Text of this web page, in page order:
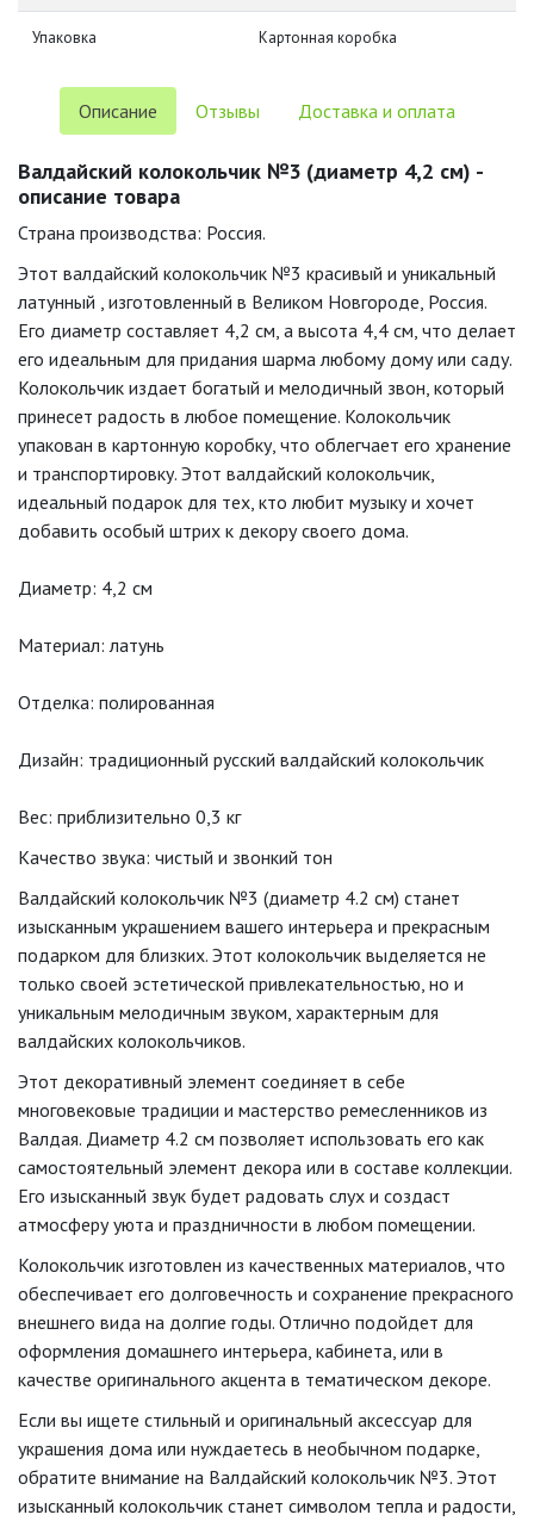
Упаковка Картонная коробка
Описание Отзывы Доставка и оплата
Валдайский колокольчик №3 (диаметр 4,2 см) -
описание товара
Страна производства: Россия.
Этот валдайский колокольчик №3 красивый и уникальный
латунный , изготовленный в Великом Новгороде, Россия.
Его диаметр составляет 4,2 см, а высота 4,4 см, что делает
его идеальным для придания шарма любому дому или саду.
Колокольчик издает богатый и мелодичный звон, который
принесет радость в любое помещение. Колокольчик
упакован в картонную коробку, что облегчает его хранение
и транспортировку. Этот валдайский колокольчик,
идеальный подарок для тех, кто любит музыку и хочет
добавить особый штрих к декору своего дома.
Диаметр: 4,2 см
Материал: латунь
Отделка: полированная
Дизайн: традиционный русский валдайский колокольчик
Вес: приблизительно 0,3 кг
Качество звука: чистый и звонкий тон
Валдайский колокольчик №3 (диаметр 4.2 см) станет
изысканным украшением вашего интерьера и прекрасным
подарком для близких. Этот колокольчик выделяется не
только своей эстетической привлекательностью, но и
уникальным мелодичным звуком, характерным для
валдайских колокольчиков.
Этот декоративный элемент соединяет в себе
многовековые традиции и мастерство ремесленников из
Валдая. Диаметр 4.2 см позволяет использовать его как
самостоятельный элемент декора или в составе коллекции.
Его изысканный звук будет радовать слух и создаст
атмосферу уюта и праздничности в любом помещении.
Колокольчик изготовлен из качественных материалов, что
обеспечивает его долговечность и сохранение прекрасного
внешнего вида на долгие годы. Отлично подойдет для
оформления домашнего интерьера, кабинета, или в
качестве оригинального акцента в тематическом декоре.
Если вы ищете стильный и оригинальный аксессуар для
украшения дома или нуждаетесь в необычном подарке,
обратите внимание на Валдайский колокольчик №3. Этот
изысканный колокольчик станет символом тепла и радости,